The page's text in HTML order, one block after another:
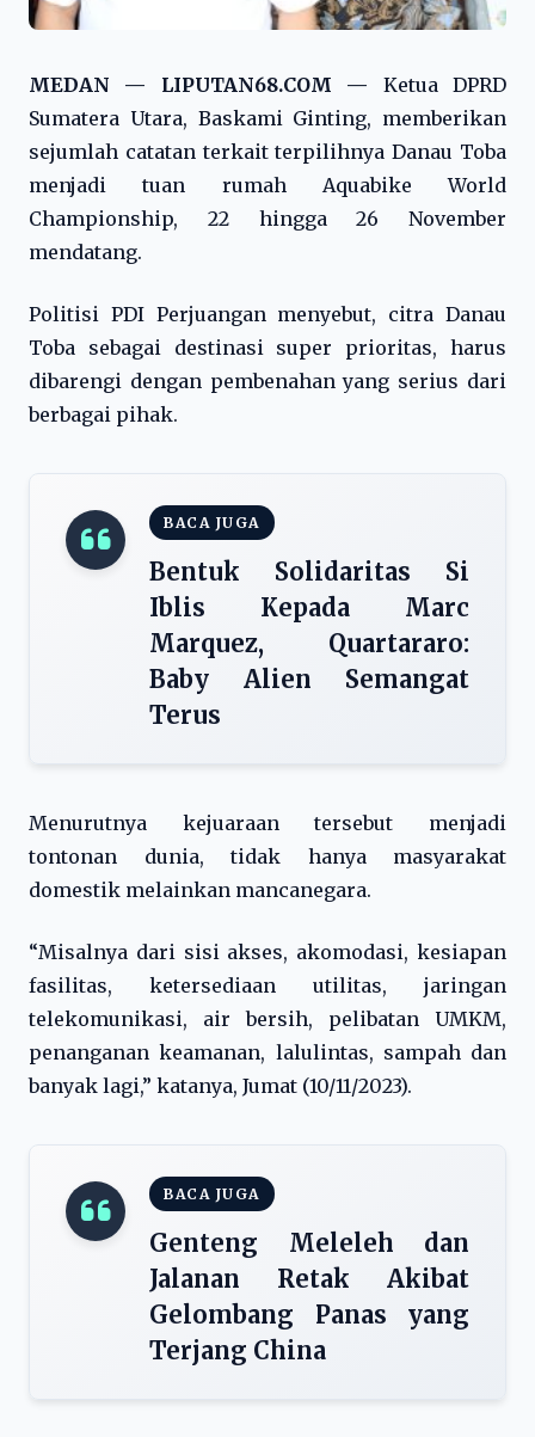
MEDAN — LIPUTAN68.COM — Ketua DPRD
Sumatera Utara, Baskami Ginting, memberikan
sejumlah catatan terkait terpilihnya Danau Toba
menjadi tuan rumah Aquabike World
Championship, 22 hingga 26 November
mendatang.
Politisi PDI Perjuangan menyebut, citra Danau
Toba sebagai destinasi super prioritas, harus
dibarengi dengan pembenahan yang serius dari
berbagai pihak.
BACA JUGA
Bentuk Solidaritas Si
Iblis Kepada Marc
Marquez, Quartararo:
Baby Alien Semangat
Terus
Menurutnya kejuaraan tersebut menjadi
tontonan dunia, tidak hanya masyarakat
domestik melainkan mancanegara.
“Misalnya dari sisi akses, akomodasi, kesiapan
fasilitas, ketersediaan utilitas, jaringan
telekomunikasi, air bersih, pelibatan UMKM,
penanganan keamanan, lalulintas, sampah dan
banyak lagi,” katanya, Jumat (10/11/2023).
BACA JUGA
Genteng Meleleh dan
Jalanan Retak Akibat
Gelombang Panas yang
Terjang China